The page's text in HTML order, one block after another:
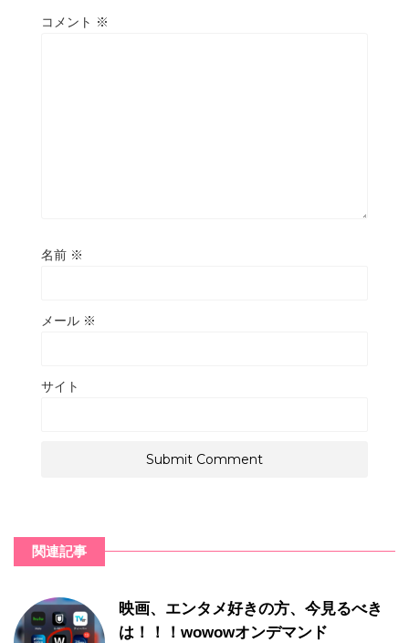
コメント ※
名前 ※
メール ※
サイト
関連記事
映画、エンタメ好きの方、今見るべき
は！！！wowowオンデマンド